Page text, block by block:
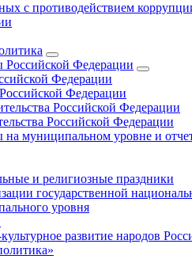
с противодействием
Федерации
Федерации
Федерации
Российской Федерации
Российской Федерации
муниципальном уровне и
и религиозные праздники
государственной
уровня
развитие народов